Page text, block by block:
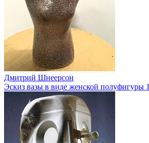
Дмитрий Шнеерсон
Эскиз вазы в виде женской полуфигуры 1